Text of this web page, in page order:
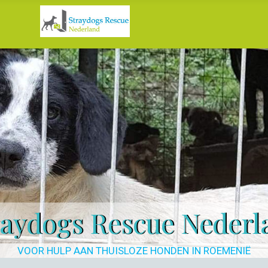
Rescue
VOOR HULP AAN THUISLOZE HONDEN IN ROEMENIË